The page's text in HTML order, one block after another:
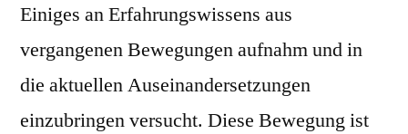
Einiges an Erfahrungswissens aus
vergangenen Bewegungen aufnahm und in
die aktuellen Auseinandersetzungen
einzubringen versucht. Diese Bewegung ist